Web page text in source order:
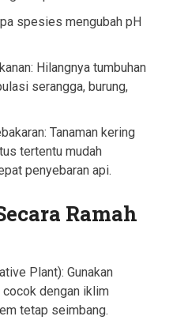
spesies mengubah pH
Hilangnya tumbuhan
serangga, burung,
Tanaman kering
tertentu mudah
penyebaran api.
Ramah
Plant): Gunakan
dengan iklim
tetap seimbang.